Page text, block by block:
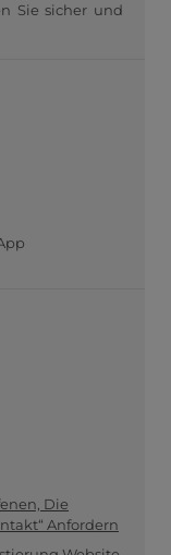
Sie sicher und
Die
Anfordern